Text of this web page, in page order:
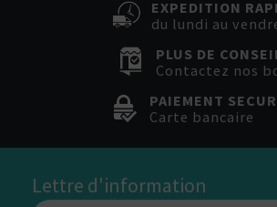
EXPEDITION
du lundi au
PLUS DE
Contactez nos
PAIEMENT
Carte bancaire
Lettre d'information